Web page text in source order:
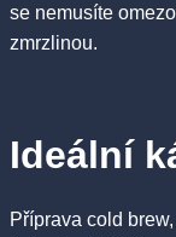
se nemusíte
zmrzlinou.
Ideální
Příprava cold